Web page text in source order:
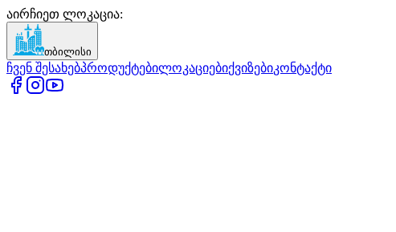
აირჩიეთ ლოკაცია:
თბილისი
ჩვენ შესახებპროდუქტებილოკაციებიქვიზებიკონტაქტი